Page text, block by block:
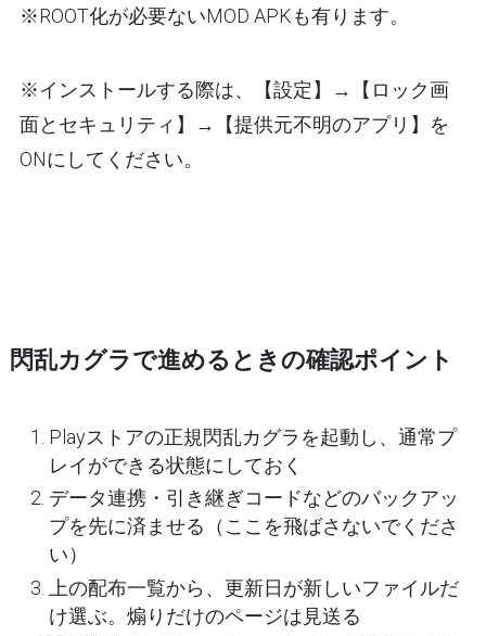
※ROOT化が必要ないMOD APKも有ります。
※インストールする際は、【設定】→【ロック画
面とセキュリティ】→【提供元不明のアプリ】を
ONにしてください。
閃乱カグラで進めるときの確認ポイント
Playストアの正規閃乱カグラを起動し、通常プ
レイができる状態にしておく
データ連携・引き継ぎコードなどのバックアッ
プを先に済ませる（ここを飛ばさないでくださ
い）
上の配布一覧から、 更新日が新しいファイルだ
け選ぶ。煽りだけのページは見送る